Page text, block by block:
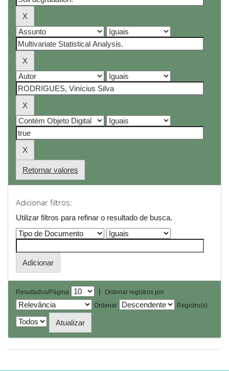
Retornar valores
Adicionar filtros:
Utilizar filtros para refinar o resultado de busca.
Resultados/Página |
Ordenar registros por
Ordenar
Registro(s)